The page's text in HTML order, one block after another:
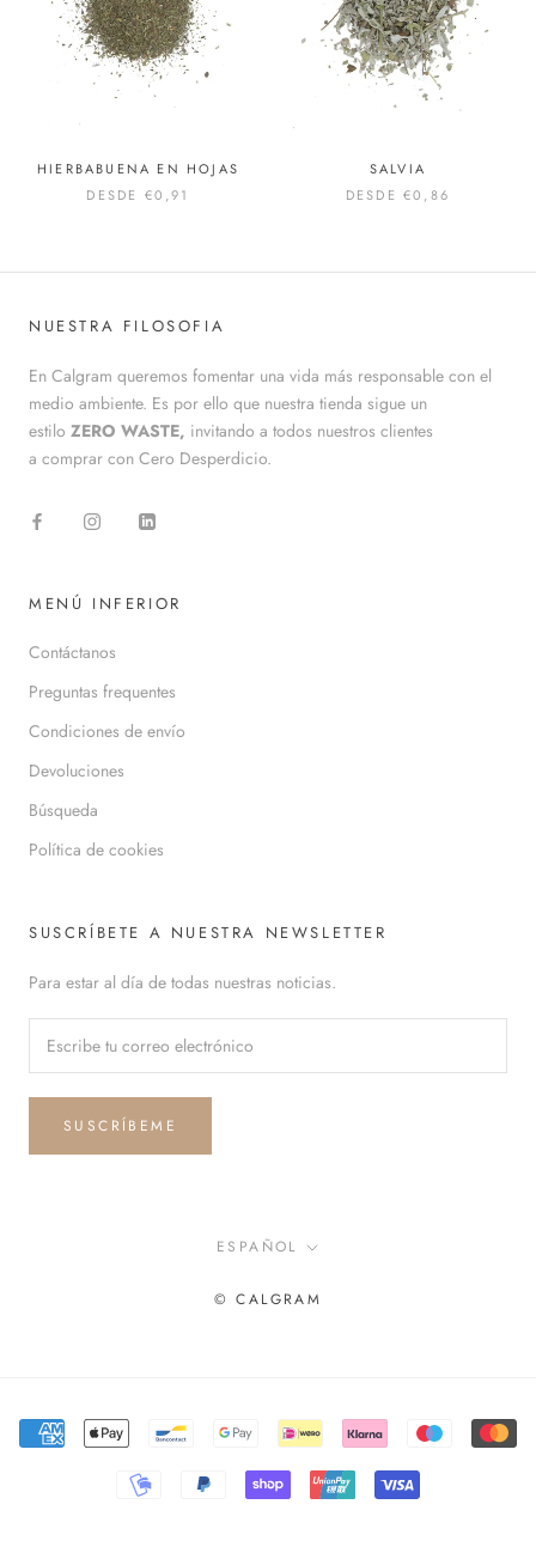
HIERBABUENA EN HOJAS
DESDE €0,91
SALVIA
DESDE€0,86
NUESTRA FILOSOFIA
En Calgram queremos fomentar una vida más responsable con el
medio ambiente. Es por ello que nuestra tienda sigue un
estilo ZERO WASTE, invitando a todos nuestros clientes
a comprar con Cero Desperdicio.
MENÚ INFERIOR
Contáctanos
Preguntas frequentes
Condiciones de envío
Devoluciones
Búsqueda
Política de cookies
SUSCRÍBETE A NUESTRA NEWSLETTER
Para estar al día de todas nuestras noticias.
SUSCRÍBEME
Idioma
ESPAÑOL
© CALGRAM